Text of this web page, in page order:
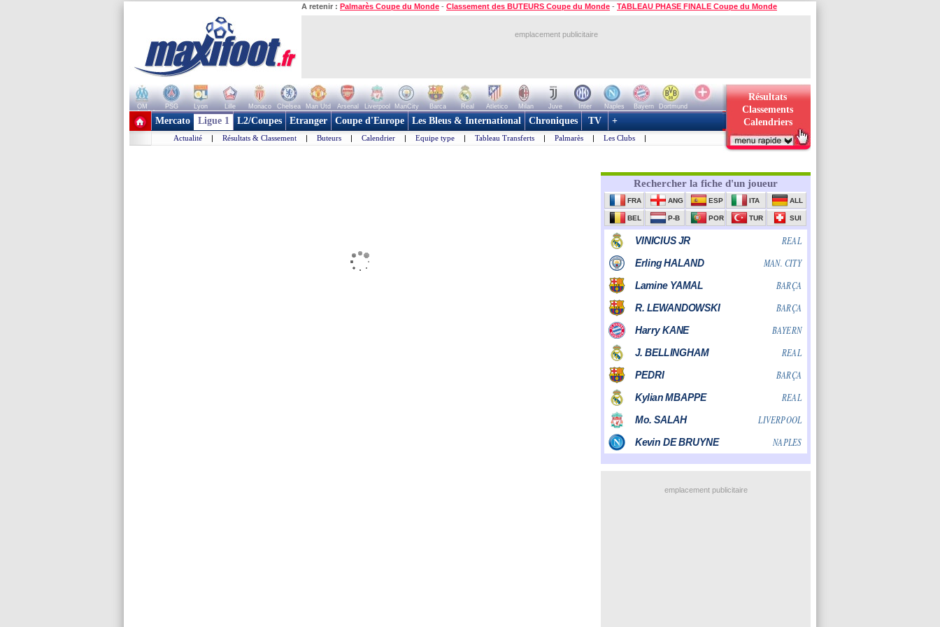
A retenir : Palmarès Coupe du Monde - Classement des BUTEURS Coupe du Monde - TABLEAU PHASE FINALE Coupe du Monde
emplacement publicitaire
OM PSG Lyon Lille Monaco Chelsea Man Utd Arsenal Liverpool ManCity Barca Real Atletico Milan Juve Inter Naples Bayern
Dortmund
+ de clubs
Résultats
Classements
Calendriers
Mercato Ligue 1 L2/Coupes Etranger Coupe d'Europe Les Bleus & International Chroniques TV +
Actualité | Résultats & Classement | Buteurs | Calendrier | Equipe type | Tableau Transferts | Palmarès | Les Clubs |
emplacement publicitaire